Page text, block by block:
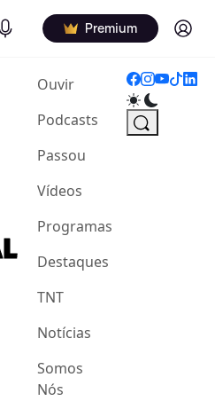
Podcasts Premium Log in
Ouvir(current)
Podcasts
Passou
Vídeos
Programas
Destaques
TNT
Notícias
Somos
Nós